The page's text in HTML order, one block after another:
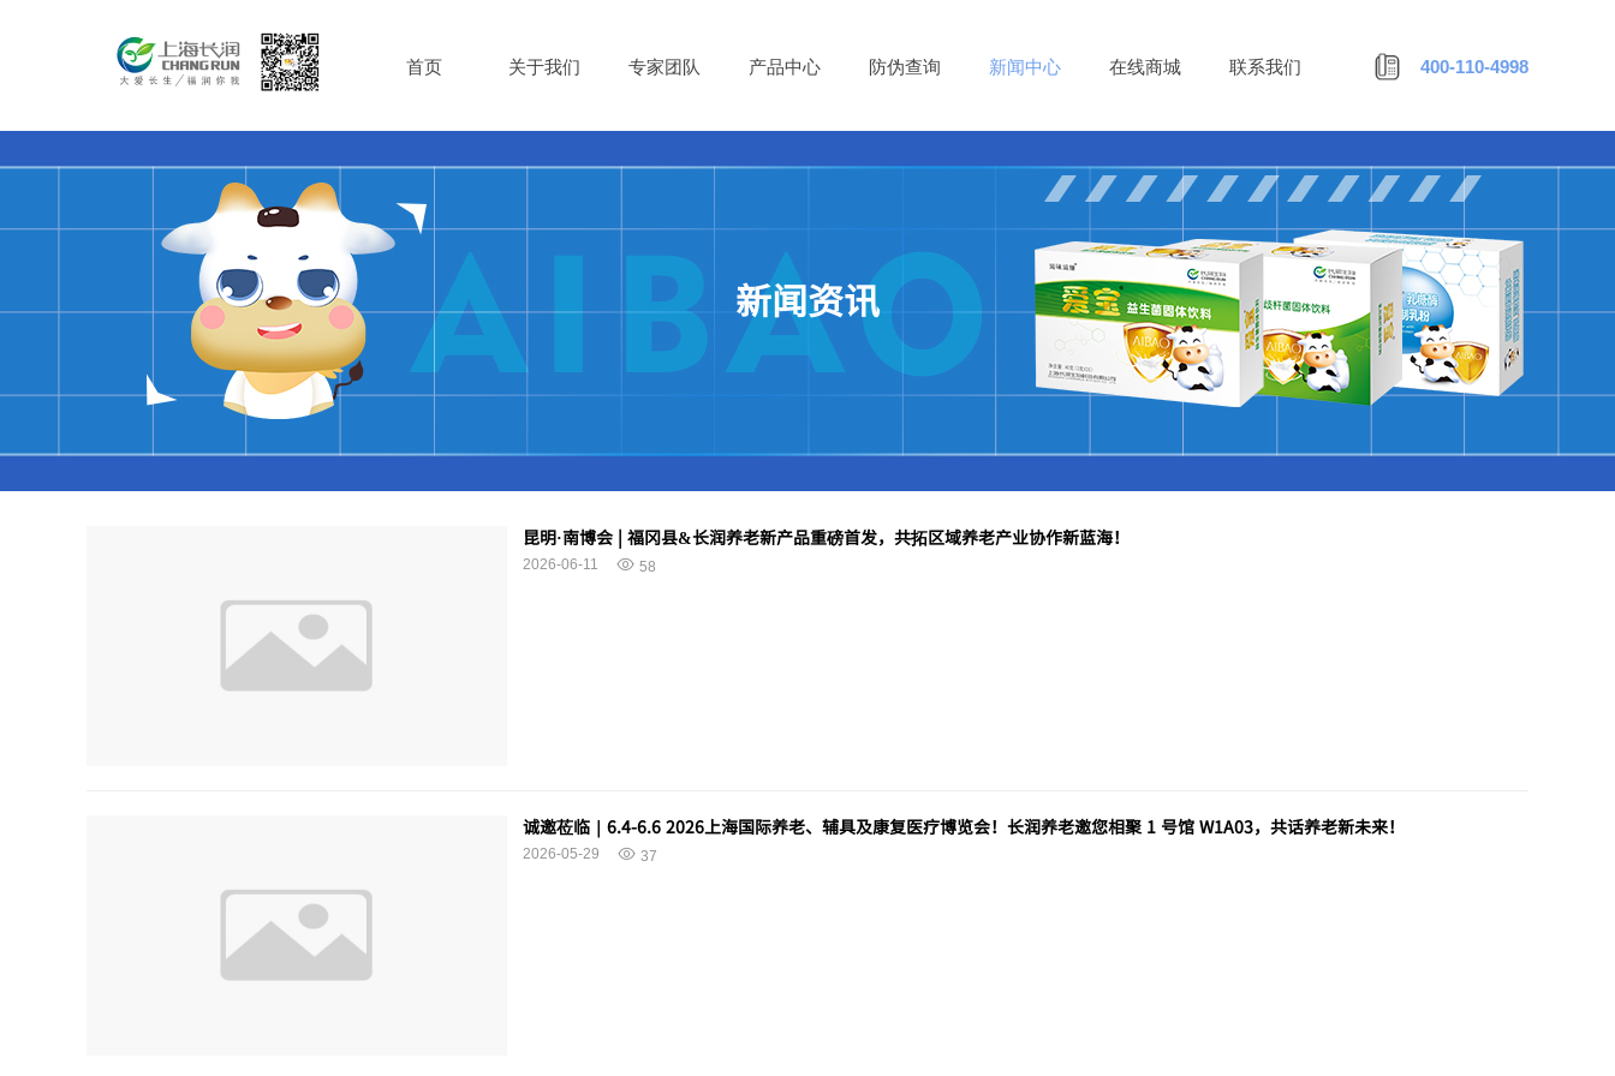
400-110-4998
首页 关于我们 专家团队 产品中心 防伪查询 新闻中心 在线商城 联系我们
新闻资讯
昆明·南博会 | 福冈县&长润养老新产品重磅首发，共拓区域养老产业协作新蓝海！
2026-06-11 58
诚邀莅临｜6.4-6.6 2026上海国际养老、辅具及康复医疗博览会！长润养老邀您相聚 1 号馆 W1A03，共话养老新未来！
2026-05-29 37